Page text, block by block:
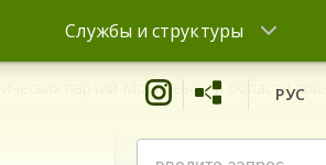
Службы и структуры
РУС
партий Могилевской области